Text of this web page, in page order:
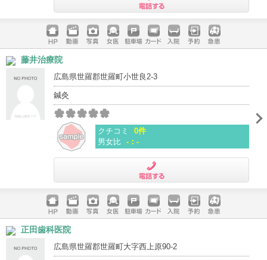
ホームペ
ージ
動画 写真 女医 駐車場
クレジッ
入院 予約 急患
藤井治療院
広島県世羅郡世羅町小世良2-3
鍼灸
クチコミ
0件
男女比 -：-
ホームペ
ージ
動画 写真 女医 駐車場
クレジッ
入院 予約 急患
正田歯科医院
広島県世羅郡世羅町大字西上原90-2